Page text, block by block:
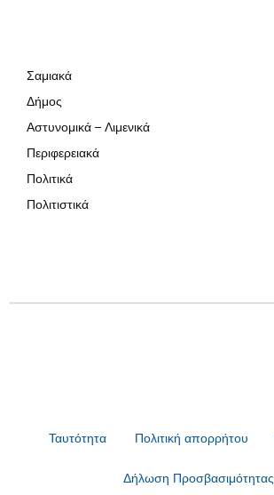
Σαμιακά
Δήμος
Αστυνομικά – Λιμενικά
Περιφερειακά
Πολιτικά
Πολιτιστικά
Ταυτότητα Πολιτική απορρήτου
Δήλωση Προσβασιμότητας